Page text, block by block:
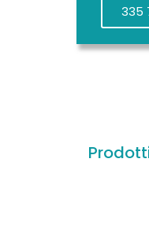
335